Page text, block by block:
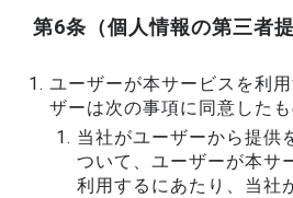
第6条（個人情報の第三者提
ユーザーが本サービスを利
ザーは次の事項に同意したも
当社がユーザーから提供
ついて、ユーザーが本サ
利用するにあたり、当社